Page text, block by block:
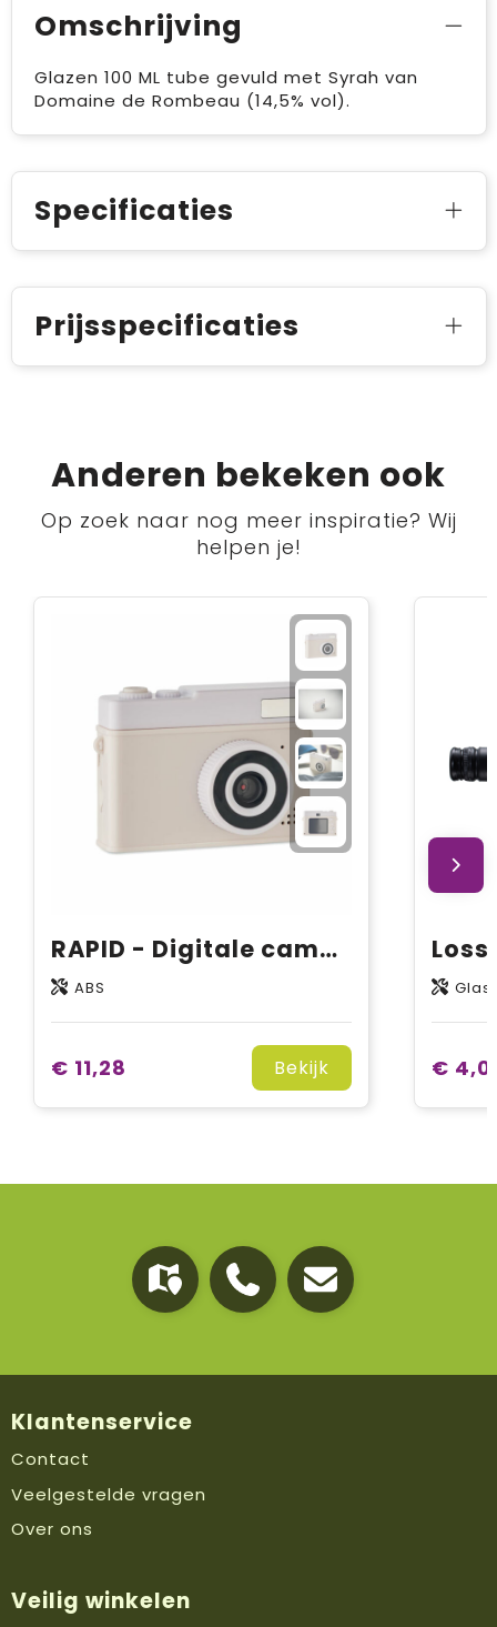
Omschrijving
Glazen 100 ML tube gevuld met Syrah van
Domaine de Rombeau (14,5% vol).
Specificaties
Prijsspecificaties
Anderen bekeken ook
Op zoek naar nog meer inspiratie? Wij
helpen je!
RAPID - Digitale camera
ABS
€ 11,28 Bekijk
Glas
€
Klantenservice
Contact
Veelgestelde vragen
Over ons
Veilig winkelen